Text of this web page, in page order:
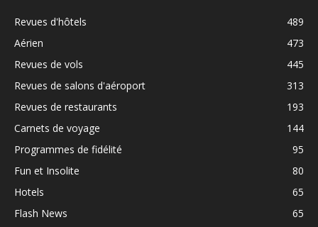
Revues d'hôtels
489
Aérien
473
Revues de vols
445
Revues de salons d'aéroport
313
Revues de restaurants
193
Carnets de voyage
144
Programmes de fidélité
95
Fun et Insolite
80
Hotels
65
Flash News
65